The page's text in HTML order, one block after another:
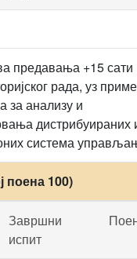
предавања +15 сати
рада, уз
за анализу и
дистрибуираних
система
поена 100)
Завршни
испит